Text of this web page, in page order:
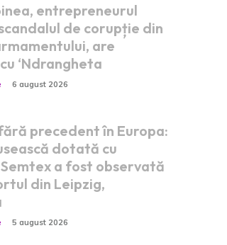
entrepreneurul
de corupție din
are
‘Ndrangheta
6 august 2026
precedent în Europa:
dotată cu
a fost observată
din Leipzig,
5 august 2026